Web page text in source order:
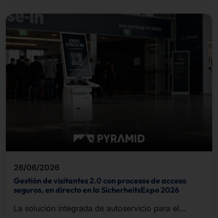
26/06/2026
Gestión de visitantes 2.0 con procesos de acceso
seguros, en directo en la SicherheitsExpo 2026
La solución integrada de autoservicio para el